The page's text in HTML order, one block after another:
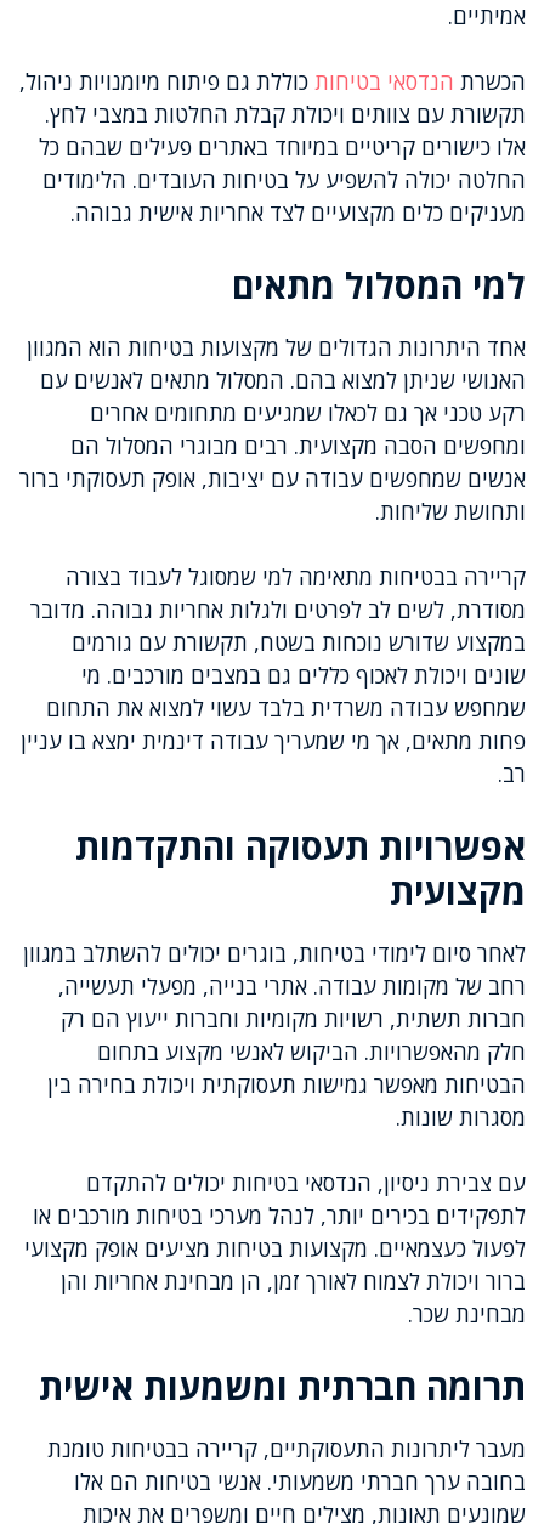
אמיתיים.
הכשרת הנדסאי בטיחות כוללת גם פיתוח מיומנויות ניהול,
תקשורת עם צוותים ויכולת קבלת החלטות במצבי לחץ.
אלו כישורים קריטיים במיוחד באתרים פעילים שבהם כל
החלטה יכולה להשפיע על בטיחות העובדים. הלימודים
מעניקים כלים מקצועיים לצד אחריות אישית גבוהה.
למי המסלול מתאים
אחד היתרונות הגדולים של מקצועות בטיחות הוא המגוון
האנושי שניתן למצוא בהם. המסלול מתאים לאנשים עם
רקע טכני אך גם לכאלו שמגיעים מתחומים אחרים
ומחפשים הסבה מקצועית. רבים מבוגרי המסלול הם
אנשים שמחפשים עבודה עם יציבות, אופק תעסוקתי ברור
ותחושת שליחות.
קריירה בבטיחות מתאימה למי שמסוגל לעבוד בצורה
מסודרת, לשים לב לפרטים ולגלות אחריות גבוהה. מדובר
במקצוע שדורש נוכחות בשטח, תקשורת עם גורמים
שונים ויכולת לאכוף כללים גם במצבים מורכבים. מי
שמחפש עבודה משרדית בלבד עשוי למצוא את התחום
פחות מתאים, אך מי שמעריך עבודה דינמית ימצא בו עניין
רב.
אפשרויות תעסוקה והתקדמות
מקצועית
לאחר סיום לימודי בטיחות, בוגרים יכולים להשתלב במגוון
רחב של מקומות עבודה. אתרי בנייה, מפעלי תעשייה,
חברות תשתית, רשויות מקומיות וחברות ייעוץ הם רק
חלק מהאפשרויות. הביקוש לאנשי מקצוע בתחום
הבטיחות מאפשר גמישות תעסוקתית ויכולת בחירה בין
מסגרות שונות.
עם צבירת ניסיון, הנדסאי בטיחות יכולים להתקדם
לתפקידים בכירים יותר, לנהל מערכי בטיחות מורכבים או
לפעול כעצמאיים. מקצועות בטיחות מציעים אופק מקצועי
ברור ויכולת לצמוח לאורך זמן, הן מבחינת אחריות והן
מבחינת שכר.
תרומה חברתית ומשמעות אישית
מעבר ליתרונות התעסוקתיים, קריירה בבטיחות טומנת
בחובה ערך חברתי משמעותי. אנשי בטיחות הם אלו
שמונעים תאונות, מצילים חיים ומשפרים את איכות